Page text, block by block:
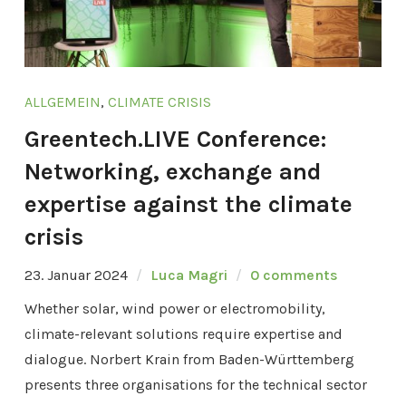
ALLGEMEIN, CLIMATE CRISIS
Greentech.LIVE Conference:
Networking, exchange and
expertise against the climate
crisis
23. Januar 2024 Luca Magri
0 comments
Whether solar, wind power or electromobility,
climate-relevant solutions require expertise and
dialogue. Norbert Krain from Baden-Württemberg
presents three organisations for the technical sector